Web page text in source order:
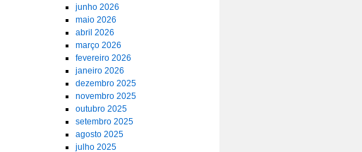
junho 2026
maio 2026
abril 2026
março 2026
fevereiro 2026
janeiro 2026
dezembro 2025
novembro 2025
outubro 2025
setembro 2025
agosto 2025
julho 2025